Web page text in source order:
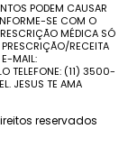
PODEM CAUSAR
SE COM O
MÉDICA SÓ
RECEITA
E-MAIL:
(11) 3500-
JESUS TE AMA
reservados